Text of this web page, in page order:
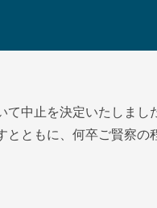
中止を決定いたしまし
ともに、何卒ご賢察の